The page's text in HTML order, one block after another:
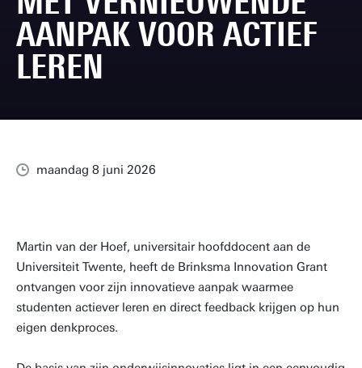
AANPAK VOOR ACTIEF
LEREN
maandag 8 juni 2026
Martin van der Hoef, universitair hoofddocent aan de
Universiteit Twente, heeft de Brinksma Innovation Grant
ontvangen voor zijn innovatieve aanpak waarmee
studenten actiever leren en direct feedback krijgen op hun
eigen denkproces.